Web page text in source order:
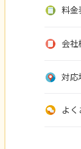
料金
会
対応
よ